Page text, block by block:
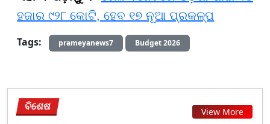
ହଜାର ୯୨୮ କୋଟି, ହେବ ୧୭ ନୂଆ ପ୍ରକଳ୍ପ
Tags:
prameyanews7 Budget 2026
ବିଶେଷ View More